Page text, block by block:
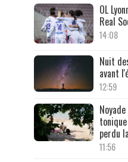
OL
Real
14:08
Nuit
avant
12:59
perdu
11:56